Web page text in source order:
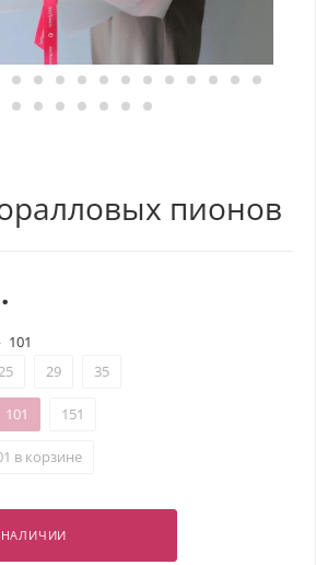
пионов
101
29 35
101 151
в корзине
НАЛИЧИИ